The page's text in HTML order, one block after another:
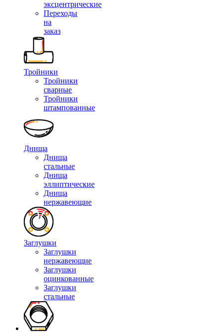
эксцентрические
Переходы
на
заказ
Тройники
Тройники
сварные
Тройники
штампованные
Днища
Днища
стальные
Днища
эллиптические
Днища
нержавеющие
Заглушки
Заглушки
нержавеющие
Заглушки
оцинкованные
Заглушки
стальные